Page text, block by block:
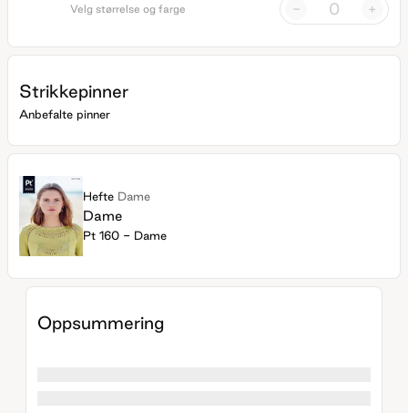
Velg størrelse og farge - +
Strikkepinner
Anbefalte pinner
Hefte Dame
Dame
Pt 160 - Dame
Oppsummering